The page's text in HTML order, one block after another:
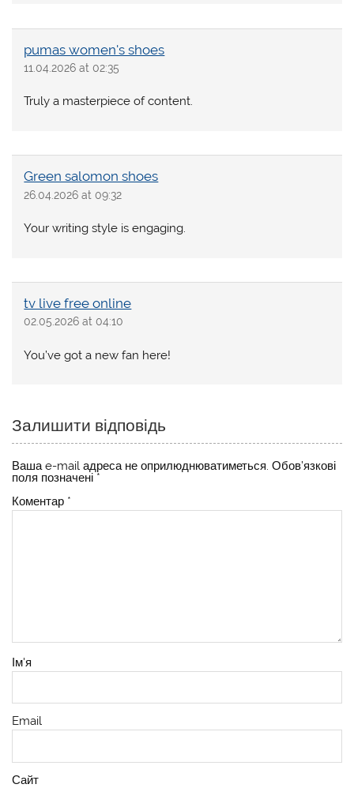
pumas women's shoes
11.04.2026 at 02:35
Truly a masterpiece of content.
Green salomon shoes
26.04.2026 at 09:32
Your writing style is engaging.
tv live free online
02.05.2026 at 04:10
You’ve got a new fan here!
Залишити відповідь
Ваша e-mail адреса не оприлюднюватиметься. Обов’язкові
поля позначені *
Коментар *
Ім'я
Email
Сайт